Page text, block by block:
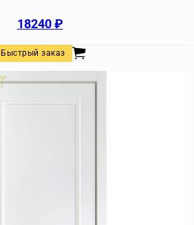
18240₽
Быстрый заказ